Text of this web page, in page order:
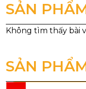
SẢN
SẢN